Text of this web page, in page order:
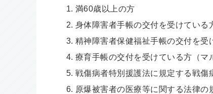
満60歳以上の方
身体障害者手帳の交付を受けている
精神障害者保健福祉手帳の交付を受
療育手帳の交付を受けている方（マ
戦傷病者特別援護法に規定する戦
原爆被害者の医療等に関する法律